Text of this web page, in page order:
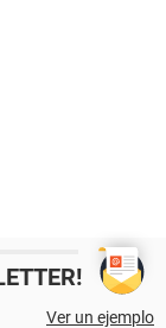
Ver un ejemplo